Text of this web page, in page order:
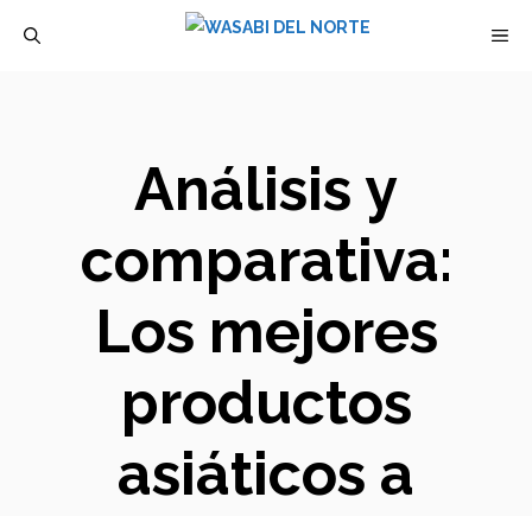
Análisis y
comparativa:
Los mejores
productos
asiáticos a